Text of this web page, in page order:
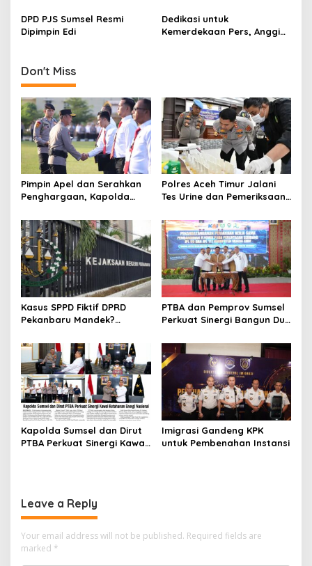
Toba
Prabowo?
DPD PJS Sumsel Resmi
Dipimpin Edi
Dedikasi untuk
Kemerdekaan Pers, Anggi
Don't Miss
Pimpin Apel dan Serahkan
Penghargaan, Kapolda
serta Jaga Kesehatan
Personel
Polres Aceh Timur Jalani
Tes Urine dan Pemeriksaan
Kasus SPPD Fiktif DPRD
Pekanbaru Mandek?
Ada, Perkara Perintangan
Justru Disidangkan
PTBA dan Pemprov Sumsel
Perkuat Sinergi Bangun Dua
Kapolda Sumsel dan Dirut
PTBA Perkuat Sinergi Kawal
Imigrasi Gandeng KPK
untuk Pembenahan Instansi
Leave a Reply
Your email address will not be published. Required fields are
marked *